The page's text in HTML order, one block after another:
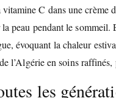
C dans une crème
peau pendant le sommeil.
évoquant la chaleur
l’Algérie en soins
les